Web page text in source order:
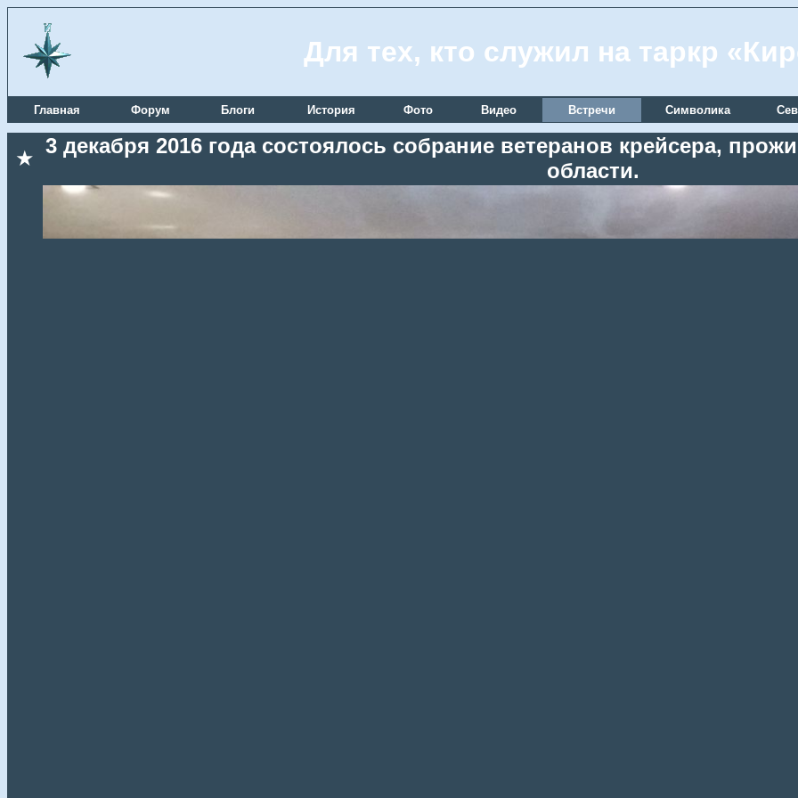
Для тех, кто служил на таркр
Главная Форум Блоги История Фото Видео Встречи Символика
★
3 декабря 2016 года состоялось собрание ветеранов крейсера,
области.